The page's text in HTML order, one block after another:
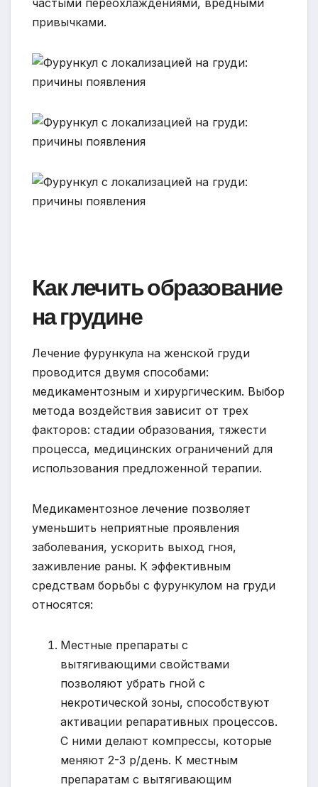
привычками.
Как лечить образование
на грудине
Лечение фурункула на женской груди
проводится двумя способами:
медикаментозным и хирургическим. Выбор
метода воздействия зависит от трех
факторов: стадии образования, тяжести
процесса, медицинских ограничений для
использования предложенной терапии.
Медикаментозное лечение позволяет
уменьшить неприятные проявления
заболевания, ускорить выход гноя,
заживление раны. К эффективным
средствам борьбы с фурункулом на груди
относятся:
Местные препараты с
вытягивающими свойствами
позволяют убрать гной с
некротической зоны, способствуют
активации репаративных процессов.
С ними делают компрессы, которые
меняют 2-3 р/день. К местным
препаратам с вытягивающим